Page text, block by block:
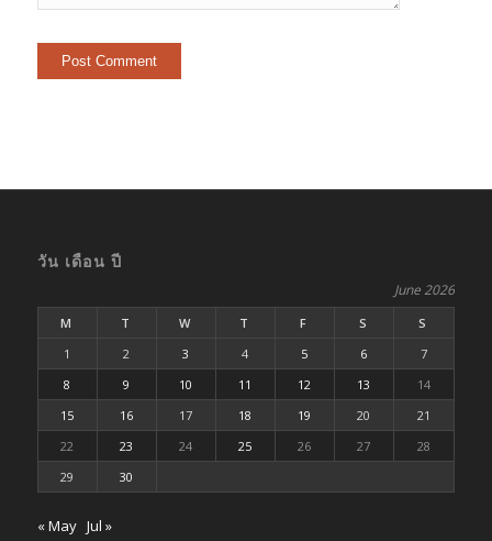
วัน เดือน ปี
June 2026
M T W T F S
S
1
2 3 4 5 6
7
8
9 10 11 12 13
14
15
16 17 18 19 20
21
22
23 24 25 26 27
28
29
30
« May Jul »